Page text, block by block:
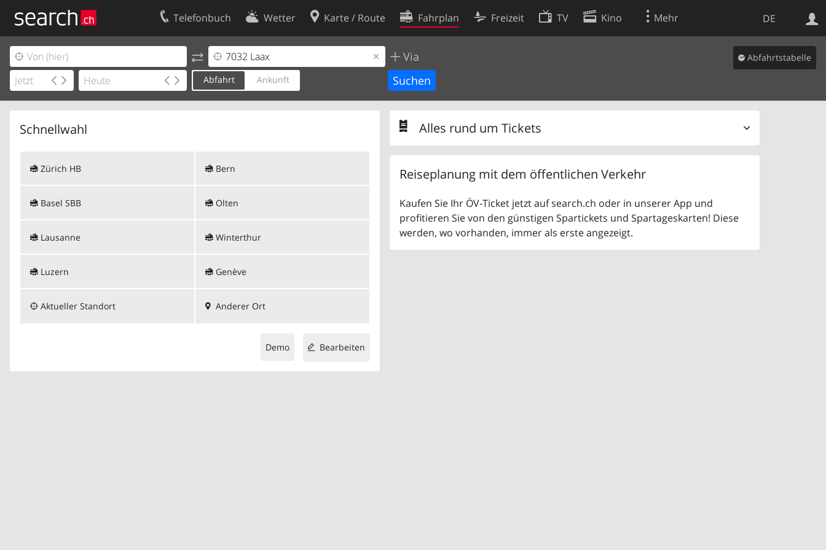
DE
Telefonbuch Wetter Karte / Route Fahrplan Freizeit TV Kino Mehr
Via
Abfahrt Ankunft
Abfahrtstabelle
Schnellwahl
Zürich HB
Basel SBB
Lausanne
Luzern
Bern
Olten
Winterthur
Genève
Aktueller Standort Anderer Ort
Bearbeiten
Demo
Alles rund um Tickets
Reiseplanung mit dem öffentlichen Verkehr
Kaufen Sie Ihr ÖV-Ticket jetzt auf search.ch oder in unserer App und
profitieren Sie von den günstigen Spartickets und Spartageskarten! Diese
werden, wo vorhanden, immer als erste angezeigt.
Ihr Eintrag
Kundencenter Geschäftskunden
Kontakt
Nutzungsbedingungen
Cookie-Einstellungen